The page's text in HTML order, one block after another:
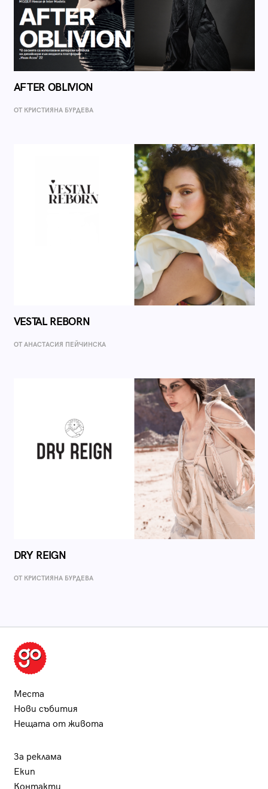
AFTER OBLIVION
ОТ КРИСТИЯНА БУРДЕВА
VESTAL REBORN
ОТ AНАСТАСИЯ ПЕЙЧИНСКА
DRY REIGN
ОТ КРИСТИЯНА БУРДЕВА
Места
Нови събития
Нещата от живота
За реклама
Екип